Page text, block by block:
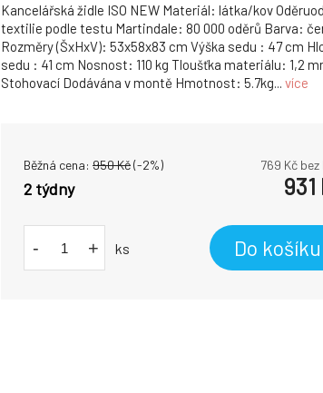
Kancelářská židle ISO NEW Materiál: látka/kov
textilie podle testu Martindale: 80 000 oděrů Barva:
Rozměry (ŠxHxV): 53x58x83 cm Výška sedu : 47 cm
sedu : 41 cm Nosnost: 110 kg Tloušťka materiálu: 1,2
Stohovací Dodávána v montě Hmotnost: 5.7kg... více
Běžná cena: 950Kč(-2%) 769 Kč bez
2 týdny 931
- + ks Do košíku